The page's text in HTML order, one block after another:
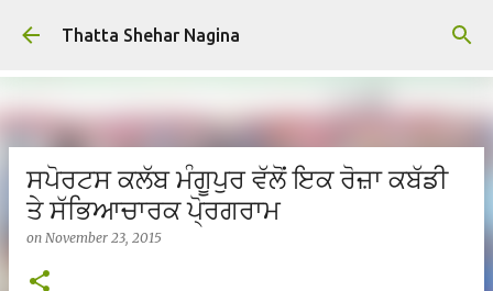
Skip to main content
Thatta Shehar Nagina
ਸਪੋਰਟਸ ਕਲੱਬ ਮੰਗੂਪੁਰ ਵੱਲੋਂ ਇਕ ਰੋਜ਼ਾ ਕਬੱਡੀ
ਤੇ ਸੱਭਿਆਚਾਰਕ ਪੋ੍ਰਗਰਾਮ
on November 23, 2015